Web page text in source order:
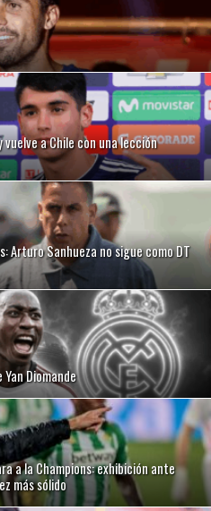
a Chile con una lección
Arturo Sanhueza no sigue como DT
Diomande
a la Champions: exhibición ante
más sólido